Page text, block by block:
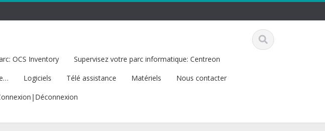
OCS Inventory
Supervisez votre parc informatique: Centreon
Logiciels Télé assistance Matériels
Nous contacter